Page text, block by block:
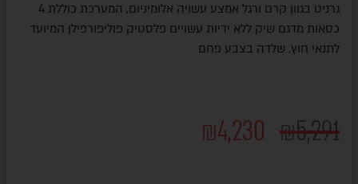
גרניט בגוון קרם ורגל אמצע עשויה אלומיניום, המערכת כוללת 4
כסאות מדגם שיק ללא ידיות עשויים פלסטיק פוליפורפילן המיועד
לתנאי חוץ. שלדה בצבע פחם
₪5,291
₪4,230